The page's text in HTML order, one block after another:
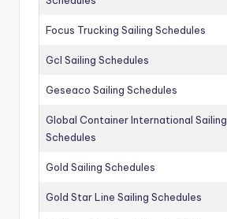
Focus Trucking Sailing Schedules
Gcl Sailing Schedules
Geseaco Sailing Schedules
Global Container International Sailing
Schedules
Gold Sailing Schedules
Gold Star Line Sailing Schedules